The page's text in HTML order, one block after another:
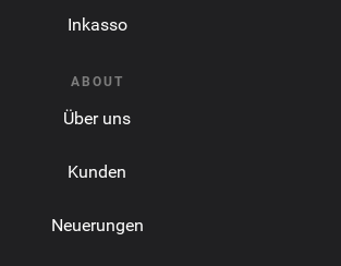
Inkasso
ABOUT
Über uns
Kunden
Neuerungen